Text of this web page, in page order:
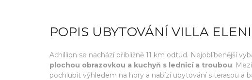
POPIS UBYTOVÁNÍ VILLA
Achillion se nachází přibližně 11 km odtud. Nejoblíbenější
plochou obrazovkou a kuchyň s lednicí a troubou.
pochlubit výhledem na hory a nabízí ubytování s terasou a